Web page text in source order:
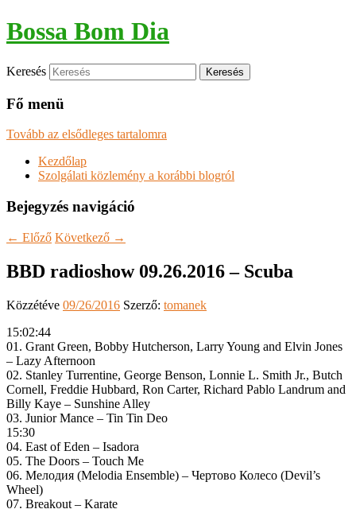
Bossa Bom Dia
Keresés
Fő menü
Tovább az elsődleges tartalomra
Kezdőlap
Szolgálati közlemény a korábbi blogról
Bejegyzés navigáció
← Előző Következő →
BBD radioshow 09.26.2016 – Scuba
Közzétéve 09/26/2016 Szerző: tomanek
15:02:44
01. Grant Green, Bobby Hutcherson, Larry Young and Elvin Jones
– Lazy Afternoon
02. Stanley Turrentine, George Benson, Lonnie L. Smith Jr., Butch
Cornell, Freddie Hubbard, Ron Carter, Richard Pablo Landrum and
Billy Kaye – Sunshine Alley
03. Junior Mance – Tin Tin Deo
15:30
04. East of Eden – Isadora
05. The Doors – Touch Me
06. Мелодия (Melodia Ensemble) – Чертово Колесо (Devil’s
Wheel)
07. Breakout – Karate